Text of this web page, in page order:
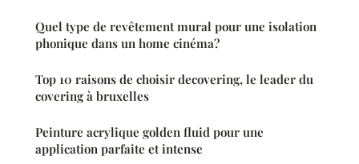
Quel type de revêtement mural pour une isolation
phonique dans un home cinéma?
Top 10 raisons de choisir decovering, le leader du
covering à bruxelles
Peinture acrylique golden fluid pour une
application parfaite et intense